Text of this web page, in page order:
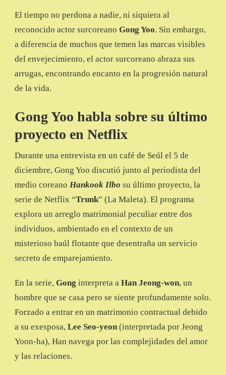
El tiempo no perdona a nadie, ni siquiera al
reconocido actor surcoreano Gong Yoo. Sin embargo,
a diferencia de muchos que temen las marcas visibles
del envejecimiento, el actor surcoreano abraza sus
arrugas, encontrando encanto en la progresión natural
de la vida.
Gong Yoo habla sobre su último
proyecto en Netflix
Durante una entrevista en un café de Seúl el 5 de
diciembre, Gong Yoo discutió junto al periodista del
medio coreano Hankook Ilbo su último proyecto, la
serie de Netflix “Trunk” (La Maleta). El programa
explora un arreglo matrimonial peculiar entre dos
individuos, ambientado en el contexto de un
misterioso baúl flotante que desentraña un servicio
secreto de emparejamiento.
En la serie, Gong interpreta a Han Jeong-won, un
hombre que se casa pero se siente profundamente solo.
Forzado a entrar en un matrimonio contractual debido
a su exesposa, Lee Seo-yeon (interpretada por Jeong
Yoon-ha), Han navega por las complejidades del amor
y las relaciones.